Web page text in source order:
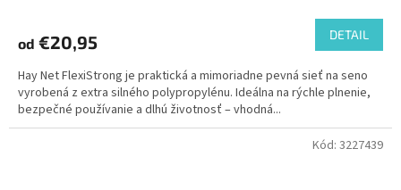
od €20,95 DETAIL
Hay Net FlexiStrong je praktická a mimoriadne pevná sieť na seno
vyrobená z extra silného polypropylénu. Ideálna na rýchle plnenie,
bezpečné používanie a dlhú životnosť – vhodná...
Kód: 3227439